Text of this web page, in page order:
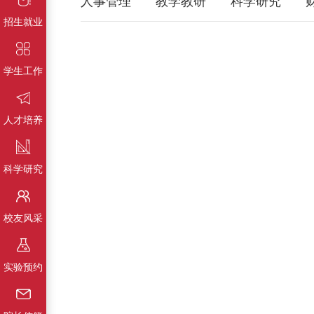
招生就业
学生工作
人才培养
科学研究
校友风采
实验预约